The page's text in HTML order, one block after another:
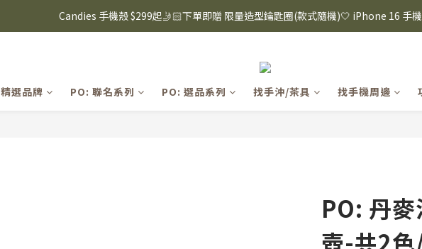
⸜ 8/1-8/31 ⸝  88購物節｜下單滿$1600折$100 / 滿$2200折$200 / 滿$3000折$300 (排除
Candies 手機殼 $299起🤳🏻下單即贈 限量造型鑰匙圈(款式隨機)🤍 iPhone 16 手
精選品牌 PO: 聯名系列 PO: 選品系列 找手沖/茶具 找手機周邊
PO: 丹
壺-共2